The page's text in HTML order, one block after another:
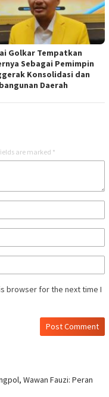
Golkar Tempatkan
Sebagai Pemimpin
Konsolidasi dan
Daerah
are marked *
browser for the next time I
Wawan Fauzi: Peran